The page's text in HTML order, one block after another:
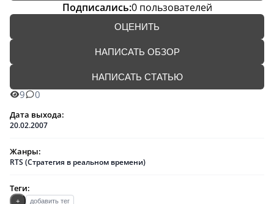
Подписались:0 пользователей
ОЦЕНИТЬ
НАПИСАТЬ ОБЗОР
НАПИСАТЬ СТАТЬЮ
9 0
Дата выхода:
20.02.2007
Жанры:
RTS (Стратегия в реальном времени)
Теги:
+ добавить тег